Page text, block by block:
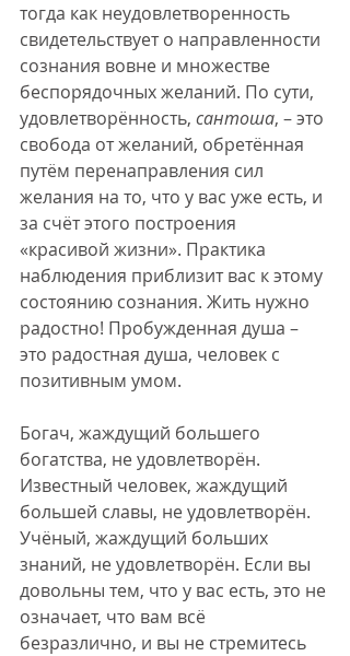
тогда как неудовлетворенность
свидетельствует о направленности
сознания вовне и множестве
беспорядочных желаний. По сути,
удовлетворённость, сантоша, – это
свобода от желаний, обретённая
путём перенаправления сил
желания на то, что у вас уже есть, и
за счёт этого построения
«красивой жизни». Практика
наблюдения приблизит вас к этому
состоянию сознания. Жить нужно
радостно! Пробужденная душа –
это радостная душа, человек с
позитивным умом.
Богач, жаждущий большего
богатства, не удовлетворён.
Известный человек, жаждущий
большей славы, не удовлетворён.
Учёный, жаждущий больших
знаний, не удовлетворён. Если вы
довольны тем, что у вас есть, это не
означает, что вам всё
безразлично, и вы не стремитесь